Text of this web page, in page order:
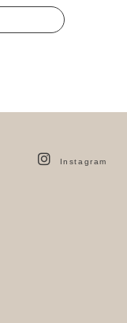
Instagram